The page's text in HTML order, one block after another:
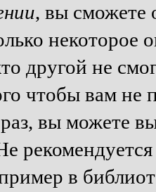
, вы сможете
некоторое
другой не
чтобы вам не
вы можете
в